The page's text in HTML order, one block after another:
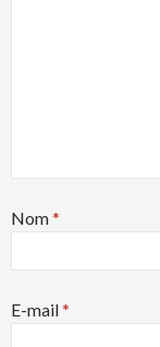
Nom*
E-mail*